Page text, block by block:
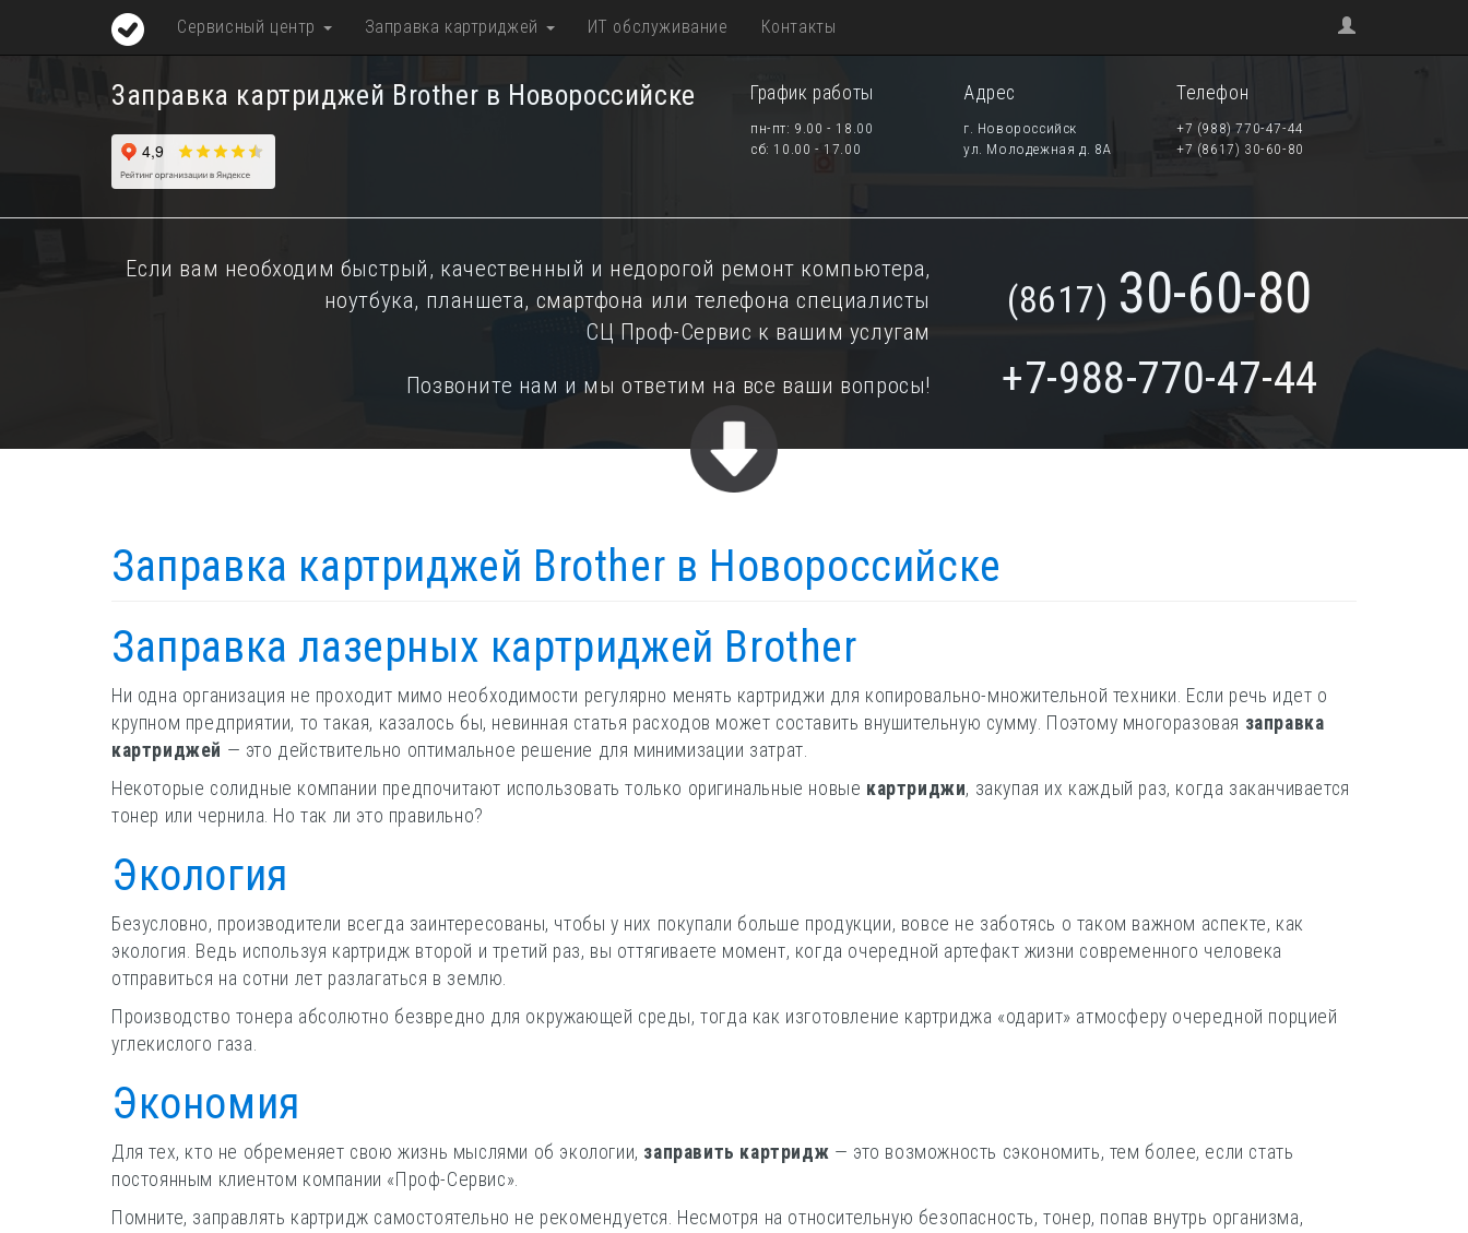
Заправка картриджей Brother в Новороссийске График работы
пн-пт: 9.00 - 18.00
сб: 10.00 - 17.00
Адрес
г. Новороссийск
ул. Молодежная д. 8А
Телефон
+7 (988) 770-47-44
+7 (8617) 30-60-80
Если вам необходим быстрый, качественный и недорогой ремонт компьютера,
ноутбука, планшета, смартфона или телефона специалисты
СЦ Проф-Сервис к вашим услугам
Позвоните нам и мы ответим на все ваши вопросы!
(8617) 30-60-80
+7-988-770-47-44
Сервисный центр Заправка картриджей ИТ обслуживание Контакты
Заправка картриджей Brother в Новороссийске
Заправка лазерных картриджей Brother
Ни одна организация не проходит мимо необходимости регулярно менять картриджи для копировально-множительной техники. Если речь идет о
крупном предприятии, то такая, казалось бы, невинная статья расходов может составить внушительную сумму. Поэтому многоразовая заправка
картриджей — это действительно оптимальное решение для минимизации затрат.
Некоторые солидные компании предпочитают использовать только оригинальные новые картриджи, закупая их каждый раз, когда заканчивается
тонер или чернила. Но так ли это правильно?
Экология
Безусловно, производители всегда заинтересованы, чтобы у них покупали больше продукции, вовсе не заботясь о таком важном аспекте, как
экология. Ведь используя картридж второй и третий раз, вы оттягиваете момент, когда очередной артефакт жизни современного человека
отправиться на сотни лет разлагаться в землю.
Производство тонера абсолютно безвредно для окружающей среды, тогда как изготовление картриджа «одарит» атмосферу очередной порцией
углекислого газа.
Экономия
Для тех, кто не обременяет свою жизнь мыслями об экологии, заправить картридж — это возможность сэкономить, тем более, если стать
постоянным клиентом компании «Проф-Сервис».
Помните, заправлять картридж самостоятельно не рекомендуется. Несмотря на относительную безопасность, тонер, попав внутрь организма,